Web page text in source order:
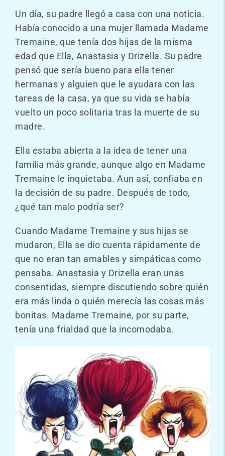
Un día, su padre llegó a casa con una noticia.
Había conocido a una mujer llamada Madame
Tremaine, que tenía dos hijas de la misma
edad que Ella, Anastasia y Drizella. Su padre
pensó que sería bueno para ella tener
hermanas y alguien que le ayudara con las
tareas de la casa, ya que su vida se había
vuelto un poco solitaria tras la muerte de su
madre.
Ella estaba abierta a la idea de tener una
familia más grande, aunque algo en Madame
Tremaine le inquietaba. Aun así, confiaba en
la decisión de su padre. Después de todo,
¿qué tan malo podría ser?
Cuando Madame Tremaine y sus hijas se
mudaron, Ella se dio cuenta rápidamente de
que no eran tan amables y simpáticas como
pensaba. Anastasia y Drizella eran unas
consentidas, siempre discutiendo sobre quién
era más linda o quién merecía las cosas más
bonitas. Madame Tremaine, por su parte,
tenía una frialdad que la incomodaba.